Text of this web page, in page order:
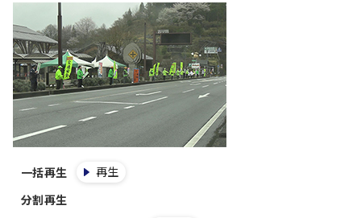
一括再生
再生
分割再生